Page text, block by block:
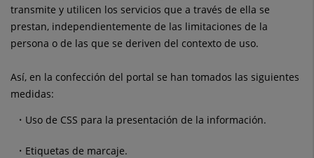
transmite y utilicen los servicios que a través de ella se
prestan, independientemente de las limitaciones de la
persona o de las que se deriven del contexto de uso.
Así, en la confección del portal se han tomados las siguientes
medidas:
Uso de CSS para la presentación de la información.
Etiquetas de marcaje.